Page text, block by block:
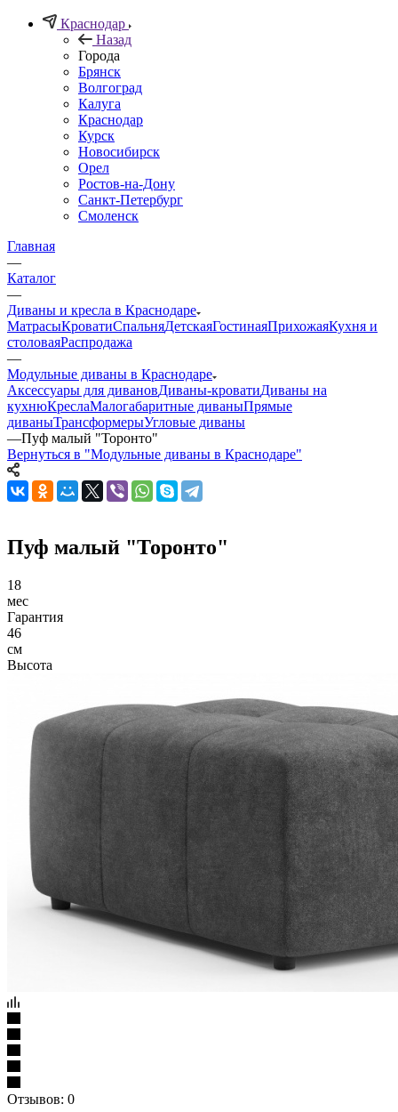
Краснодар
Назад
Города
Брянск
Волгоград
Калуга
Краснодар
Курск
Новосибирск
Орел
Ростов-на-Дону
Санкт-Петербург
Смоленск
Главная
—
Каталог
—
Диваны и кресла в Краснодаре
МатрасыКроватиСпальняДетскаяГостинаяПрихожаяКухня и
столоваяРаспродажа
—
Модульные диваны в Краснодаре
Аксессуары для дивановДиваны-кроватиДиваны на
кухнюКреслаМалогабаритные диваныПрямые
диваныТрансформерыУгловые диваны
—Пуф малый "Торонто"
Вернуться в "Модульные диваны в Краснодаре"
Пуф малый "Торонто"
18
мес
Гарантия
46
см
Высота
Отзывов: 0